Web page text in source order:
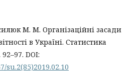
М. М. Організаційні засади
в Україні. Статистика
DOI:
su.2(85)2019.02.10